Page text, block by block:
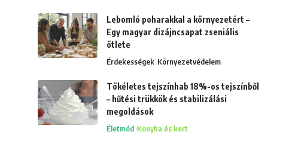
Lebomló poharakkal a környezetért –
Egy magyar dizájncsapat zseniális
ötlete
Érdekességek Környezetvédelem
Tökéletes tejszínhab 18%-os tejszínből
– hűtési trükkök és stabilizálási
megoldások
Életmód Konyha és kert